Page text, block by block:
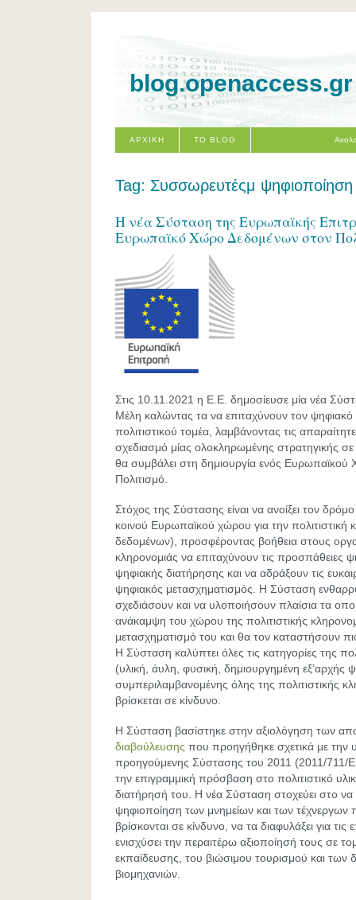
blog.openaccess.gr
ΑΡΧΙΚΗ ΤΟ BLOG
Tag: Συσσωρευτέςμ ψηφιοποίηση
Η νέα Σύσταση της Ευρωπαϊκής
Ευρωπαϊκό Χώρο Δεδομένων στον
Στις 10.11.2021 η Ε.Ε. δημοσίευσε μία νέα
Μέλη καλώντας τα να επιταχύνουν τον
πολιτιστικού τομέα, λαμβάνοντας τις
σχεδιασμό μίας ολοκληρωμένης στρατηγικής
θα συμβάλει στη δημιουργία ενός
Πολιτισμό.
Στόχος της Σύστασης είναι να ανοίξει τον
κοινού Ευρωπαϊκού χώρου για την πολιτιστική
δεδομένων), προσφέροντας βοήθεια στους
κληρονομιάς να επιταχύνουν τις προσπάθειες
ψηφιακής διατήρησης και να αδράξουν τις
ψηφιακός μετασχηματισμός. Η Σύσταση
σχεδιάσουν και να υλοποιήσουν πλαίσια τα
ανάκαμψη του χώρου της πολιτιστικής
μετασχηματισμό του και θα τον καταστήσουν
Η Σύσταση καλύπτει όλες τις κατηγορίες της
(υλική, άυλη, φυσική, δημιουργημένη εξ’αρχής
συμπεριλαμβανομένης όλης της πολιτιστικής
βρίσκεται σε κίνδυνο.
Η Σύσταση βασίστηκε στην αξιολόγηση των
διαβούλευσης που προηγήθηκε σχετικά με την
προηγούμενης Σύστασης του 2011 (2011/711/
την επιγραμμική πρόσβαση στο πολιτιστικό
διατήρησή του. Η νέα Σύσταση στοχεύει στο να
ψηφιοποίηση των μνημείων και των τέχνεργων
βρίσκονται σε κίνδυνο, να τα διαφυλάξει για τις
ενισχύσει την περαιτέρω αξιοποίησή τους σε
εκπαίδευσης, του βιώσιμου τουρισμού και των
βιομηχανιών.